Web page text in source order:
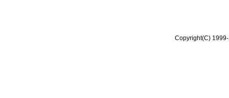
Copyright(C)